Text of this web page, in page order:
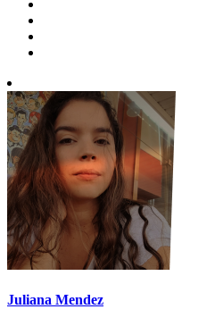
Juliana Mendez